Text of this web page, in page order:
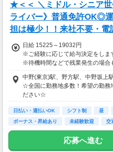
★＜＜ ＼ミドル・シニア
ライバー》普通免許OK◎
担は極少！！来社不要・電
日給 15225～19032円
※ご経験に応じて給与決定をしま
※待機時間などで残業発生の場合
で残業代をお支払いします！
※研修・研修時給については面談
ます
＊交通費一部支給（案件による）
中野(東京)駅、野方駅、中野坂上
☆全国に勤務地多数！希望の勤務
ださい☆
日払い・週払いOK シフト制 昼
ボーナス・昇給あり
未経験歓迎 交
応募へ進む